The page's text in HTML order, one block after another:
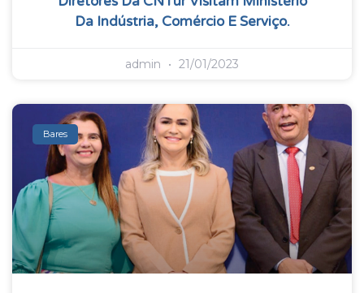
Da Indústria, Comércio E Serviço.
admin 21/01/2023
Bares